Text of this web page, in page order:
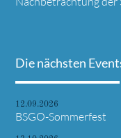
Die nächsten
12.09.2026
BSGO-Sommerfest